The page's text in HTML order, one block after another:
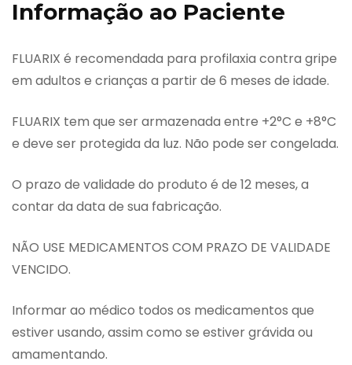
Informação ao Paciente
FLUARIX é recomendada para profilaxia contra gripe
em adultos e crianças a partir de 6 meses de idade.
FLUARIX tem que ser armazenada entre +2°C e +8°C
e deve ser protegida da luz. Não pode ser congelada.
O prazo de validade do produto é de 12 meses, a
contar da data de sua fabricação.
NÃO USE MEDICAMENTOS COM PRAZO DE VALIDADE
VENCIDO.
Informar ao médico todos os medicamentos que
estiver usando, assim como se estiver grávida ou
amamentando.